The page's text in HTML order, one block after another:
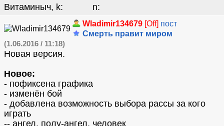
Витаминыч,
Wladimir134679 [Off] пост
Смерть правит миром
(1.06.2016 / 11:18)
Новая версия.
Новое:
- пофиксена графика
- изменён бой
- добавлена возможность выбора рассы за кого
играть
-- ангел, полу-ангел, человек